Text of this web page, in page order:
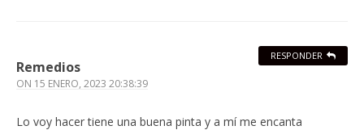
Remedios
ON 15 ENERO, 2023 20:38:39
Lo voy hacer tiene una buena pinta y a mí me encanta
RESPONDER